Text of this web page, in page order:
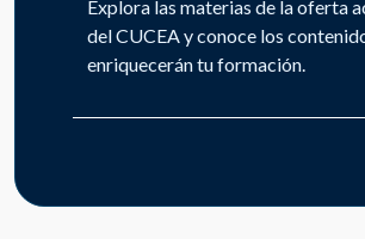
Explora las materias de la oferta
del CUCEA y conoce los
enriquecerán tu formación.